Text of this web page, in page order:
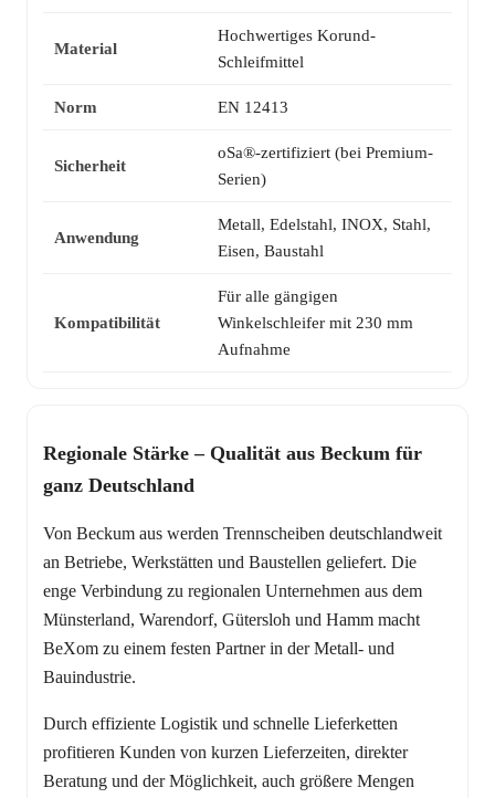
Material
Hochwertiges Korund-
Schleifmittel
Norm EN 12413
Sicherheit
oSa®-zertifiziert (bei Premium-
Serien)
Anwendung
Metall, Edelstahl, INOX, Stahl,
Eisen, Baustahl
Kompatibilität
Für alle gängigen
Winkelschleifer mit 230 mm
Aufnahme
Regionale Stärke – Qualität aus Beckum für
ganz Deutschland
Von Beckum aus werden Trennscheiben deutschlandweit
an Betriebe, Werkstätten und Baustellen geliefert. Die
enge Verbindung zu regionalen Unternehmen aus dem
Münsterland, Warendorf, Gütersloh und Hamm macht
BeXom zu einem festen Partner in der Metall- und
Bauindustrie.
Durch effiziente Logistik und schnelle Lieferketten
profitieren Kunden von kurzen Lieferzeiten, direkter
Beratung und der Möglichkeit, auch größere Mengen